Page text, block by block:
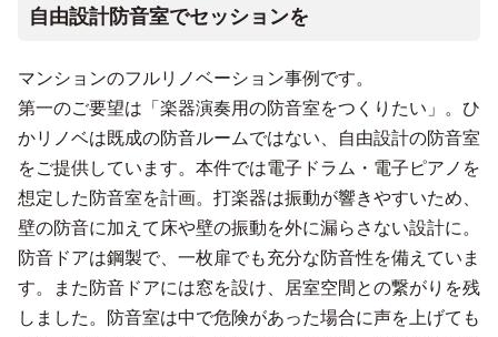
自由設計防音室でセッションを
マンションのフルリノベーション事例です。
第一のご要望は「楽器演奏用の防音室をつくりたい」。ひ
かリノベは既成の防音ルームではない、自由設計の防音室
をご提供しています。本件では電子ドラム・電子ピアノを
想定した防音室を計画。打楽器は振動が響きやすいため、
壁の防音に加えて床や壁の振動を外に漏らさない設計に。
防音ドアは鋼製で、一枚扉でも充分な防音性を備えていま
す。また防音ドアには窓を設け、居室空間との繋がりを残
しました。防音室は中で危険があった場合に声を上げても